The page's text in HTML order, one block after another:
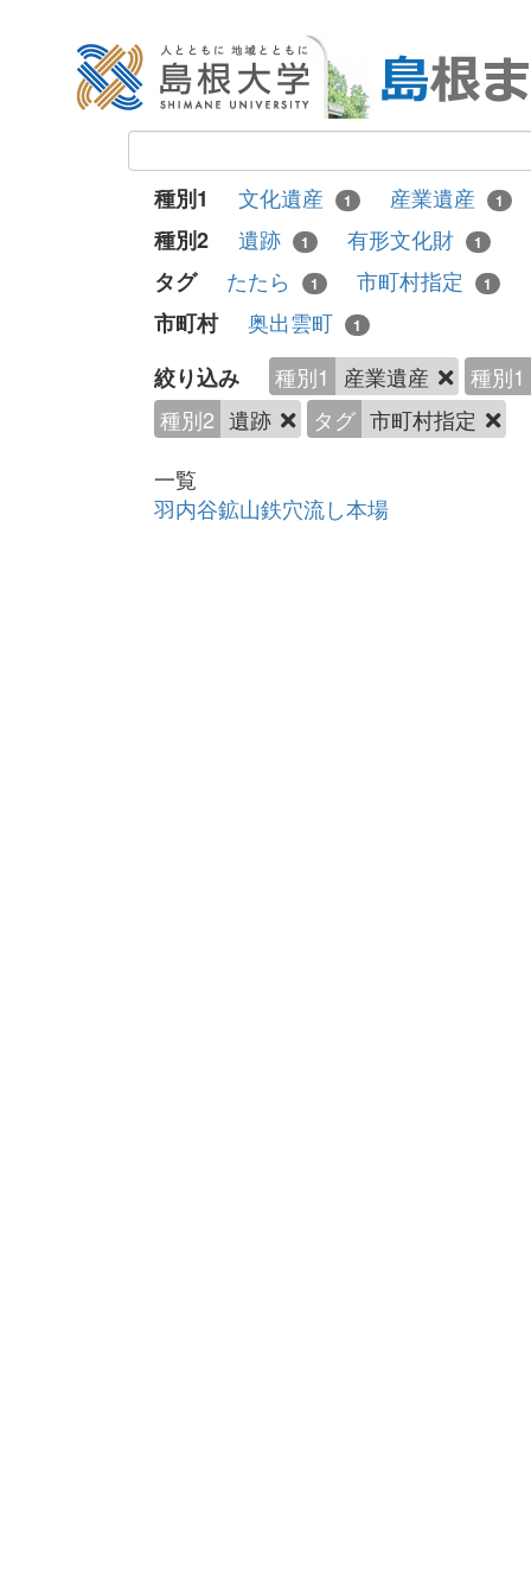
種別1 文化遺産 1 産業遺産 1
種別2 遺跡 1 有形文化財 1
タグ たたら 1 市町村指定 1
市町村
奥出雲町 1
絞り込み 種別1 産業遺産
種別1
種別2 遺跡 タグ 市町村指定
一覧
羽内谷鉱山鉄穴流し本場